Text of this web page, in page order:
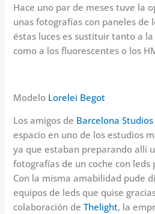
Hace uno par de meses tuve la
unas fotografías con paneles de
éstas luces es sustituir tanto a
como a los fluorescentes o los
Modelo Lorelei Begot
Los amigos de Barcelona Studios
espacio en uno de los estudios
ya que estaban preparando allí
fotografías de un coche con leds
Con la misma amabilidad pude
equipos de leds que quise
colaboración deThelight, la